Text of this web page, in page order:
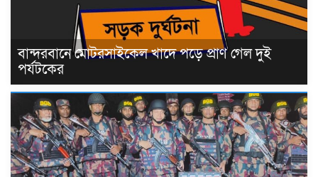
বান্দরবানে মোটরসাইকেল খাদে পড়ে প্রাণ গেল দুই
পর্যটকের